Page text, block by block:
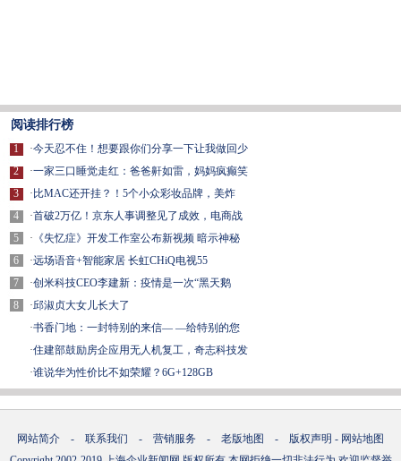
阅读排行榜
1
2
3
4
5
6
7
8
·今天忍不住！想要跟你们分享一下让我做回少
·一家三口睡觉走红：爸爸鼾如雷，妈妈疯癫笑
· 比MAC还开挂？！5个小众彩妆品牌，美炸
·首破2万亿！京东人事调整见了成效，电商战
· 《失忆症》开发工作室公布新视频 暗示神秘
·远场语音+智能家居 长虹CHiQ电视55
·创米科技CEO李建新：疫情是一次“黑天鹅
·邱淑贞大女儿长大了
·书香门地：一封特别的来信— —给特别的您
·住建部鼓励房企应用无人机复工，奇志科技发
·谁说华为性价比不如荣耀？6G+128GB
网站简介 - 联系我们 - 营销服务 - 老版地图 - 版权声明 - 网站地图